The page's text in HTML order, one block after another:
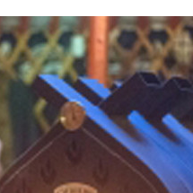
Отопительные печи